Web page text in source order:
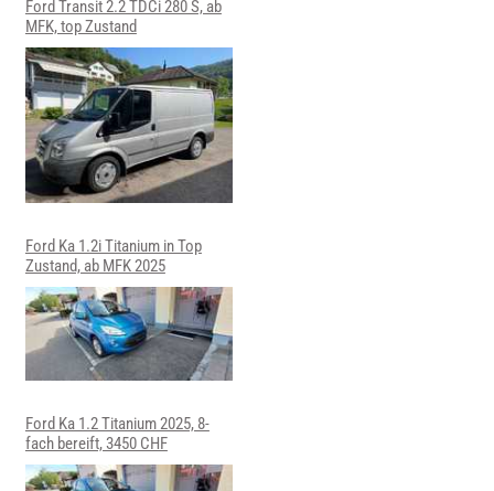
Ford Transit 2.2 TDCi 280 S, ab
MFK, top Zustand
Ford Ka 1.2i Titanium in Top
Zustand, ab MFK 2025
Ford Ka 1.2 Titanium 2025, 8-
fach bereift, 3450 CHF